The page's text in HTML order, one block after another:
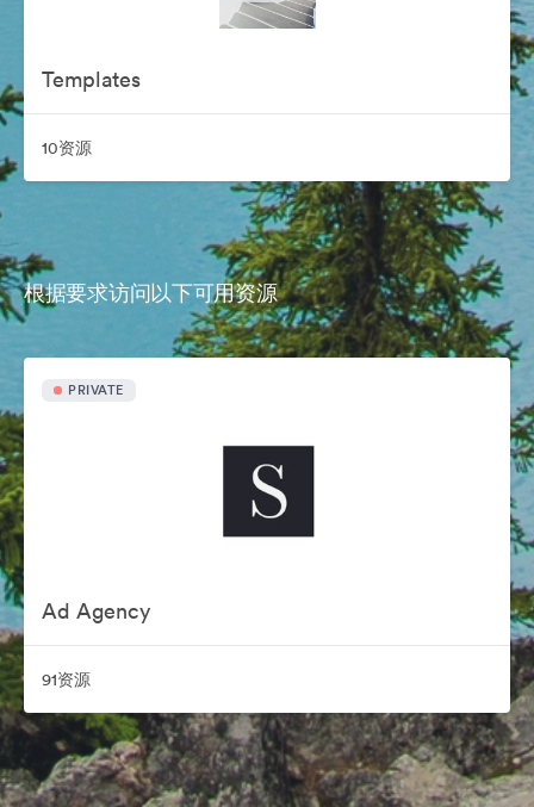
Templates
10资源
根据要求访问以下可用资源
PRIVATE
Ad Agency
91资源